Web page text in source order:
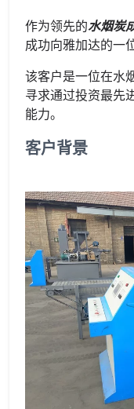
作为领先的水烟炭
成功向雅加达的一
该客户是一位在水
寻求通过投资最先
能力。
客户背景